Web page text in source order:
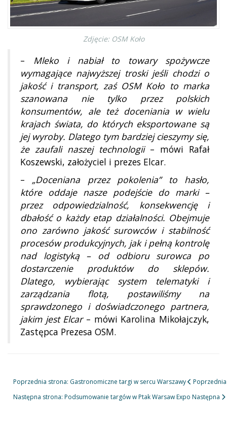
Zdjęcie: OSM Koło
– Mleko i nabiał to towary spożywcze
wymagające najwyższej troski jeśli chodzi o
jakość i transport, zaś OSM Koło to marka
szanowana nie tylko przez polskich
konsumentów, ale też doceniania w wielu
krajach świata, do których eksportowane są
jej wyroby. Dlatego tym bardziej cieszymy się,
że zaufali naszej technologii – mówi Rafał
Koszewski, założyciel i prezes Elcar.
– „Doceniana przez pokolenia” to hasło,
które oddaje nasze podejście do marki –
przez odpowiedzialność, konsekwencję i
dbałość o każdy etap działalności. Obejmuje
ono zarówno jakość surowców i stabilność
procesów produkcyjnych, jak i pełną kontrolę
nad logistyką – od odbioru surowca po
dostarczenie produktów do sklepów.
Dlatego, wybierając system telematyki i
zarządzania flotą, postawiliśmy na
sprawdzonego i doświadczonego partnera,
jakim jest Elcar – mówi Karolina Mikołajczyk,
Zastępca Prezesa OSM.
Poprzednia strona: Gastronomiczne targi w sercu Warszawy
Poprzednia
Następna strona: Podsumowanie targów w Ptak Warsaw Expo Następna